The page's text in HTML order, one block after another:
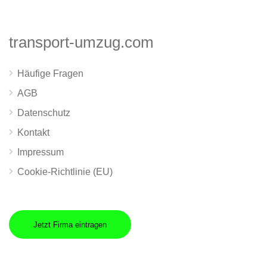
transport-umzug.com
Häufige Fragen
AGB
Datenschutz
Kontakt
Impressum
Cookie-Richtlinie (EU)
Jetzt Firma eintragen